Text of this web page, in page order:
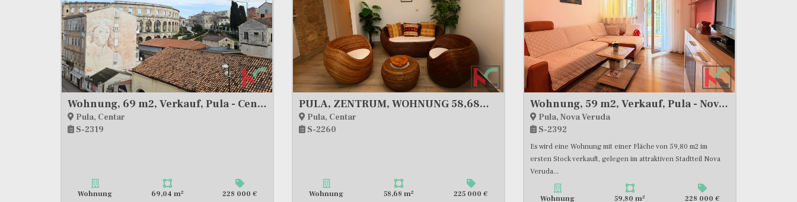
Wohnung, 69 m2, Verkauf, Pula - Centar
Pula, Centar
S-2319
Wohnung 69,04 m2 228 000 €
PULA, ZENTRUM, WOHNUNG 58,68m2 IM HERZEN DER STADT, #VERKAUF
Pula, Centar
S-2260
Wohnung 58,68 m2 225 000 €
Wohnung, 59 m2, Verkauf, Pula - Nova Veruda
Pula, Nova Veruda
S-2392
Es wird eine Wohnung mit einer Fläche von 59,80 m2 im
ersten Stock verkauft, gelegen im attraktiven Stadtteil Nova
Veruda...
Wohnung 59,80 m2 228 000 €